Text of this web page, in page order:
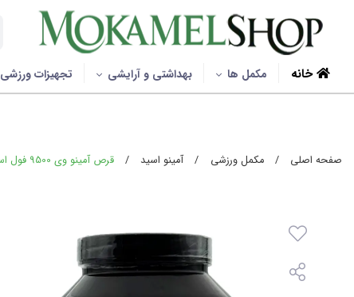
خانه مکمل ها بهداشتی و آرایشی تجهیزات ورزشی
صفحه اصلی / مکمل ورزشی / آمینو اسید / قرص آمینو وی 9500 فول استار - 600 عددی